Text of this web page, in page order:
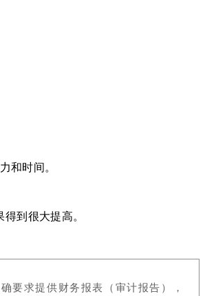
和时间。
到很大提高。
要求提供财务报表（审计报告），